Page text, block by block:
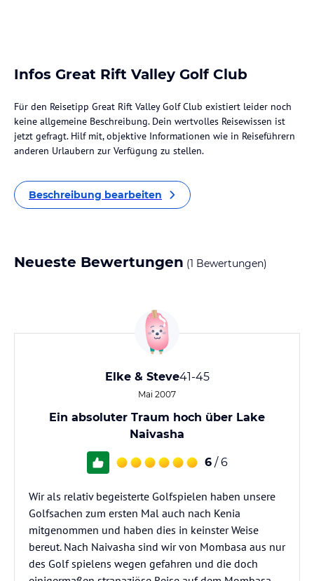
Infos Great Rift Valley Golf Club
Für den Reisetipp Great Rift Valley Golf Club existiert leider noch
keine allgemeine Beschreibung. Dein wertvolles Reisewissen ist
jetzt gefragt. Hilf mit, objektive Informationen wie in Reiseführern
anderen Urlaubern zur Verfügung zu stellen.
Beschreibung bearbeiten
Neueste Bewertungen (1 Bewertungen)
Elke & Steve41-45
Mai 2007
Ein absoluter Traum hoch über Lake
Naivasha
6 / 6
Wir als relativ begeisterte Golfspielen haben unsere
Golfsachen zum ersten Mal auch nach Kenia
mitgenommen und haben dies in keinster Weise
bereut. Nach Naivasha sind wir von Mombasa aus nur
des Golf spielens wegen gefahren und die doch